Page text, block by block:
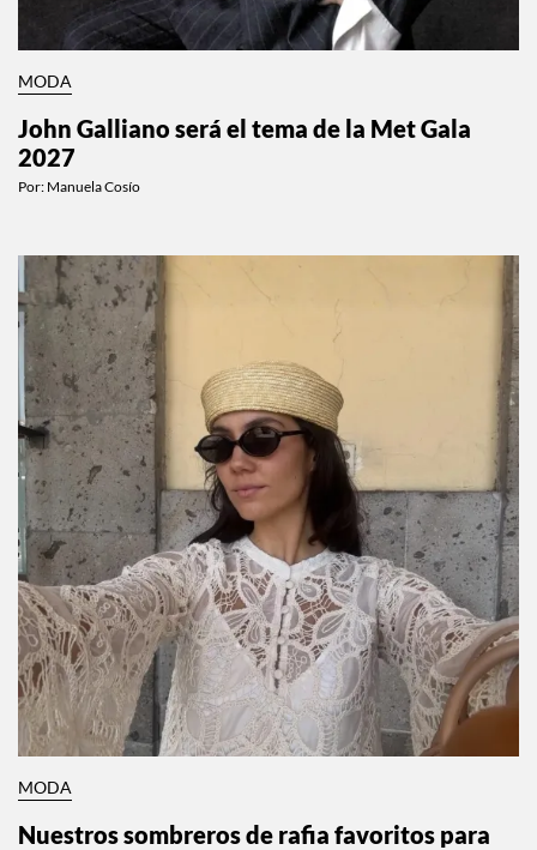
MODA
John Galliano será el tema de la Met Gala
2027
Por: Manuela Cosío
MODA
Nuestros sombreros de rafia favoritos para